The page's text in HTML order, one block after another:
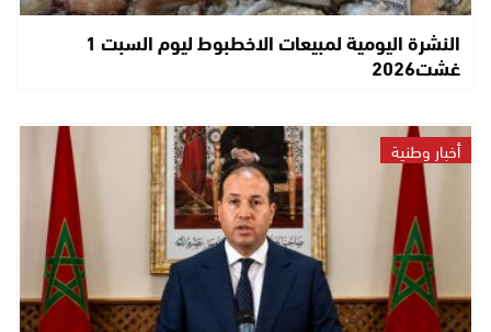
النشرة اليومية لمبيعات الاخطبوط ليوم السبت 1
غشت2026
أخبار وطنية